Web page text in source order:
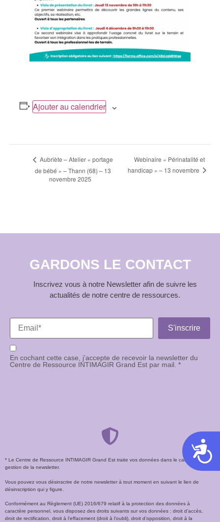
Ajouter au calendrier
Navigation
Évènement
Aubriète – Atelier « portage
de bébé » – Thann (68) – 13
novembre 2025
Webinaire « Périnatalité et
handicap » – 13 novembre
GARDONS LE CONTACT
Inscrivez vous à notre Newsletter afin de suivre les
actualités de notre centre de ressources.
En cochant cette case, j’accepte de recevoir la newsletter du
Centre de Ressource INTIMAGIR Grand Est par mail. *
* Le Centre de Ressource INTIMAGIR Grand Est traite vos données dans le cadre de la
gestion de la newsletter.
Vous pouvez vous désinscrire de notre newsletter à tout moment en suivant le lien de
désinscription qui y figure.
Conformément au Règlement (UE) 2016/679 relatif à la protection des données à
caractère personnel, vous disposez des droits suivants sur vos données : droit d’accès,
droit de rectification, droit à l’effacement (droit à l’oubli), droit d’opposition, droit à la